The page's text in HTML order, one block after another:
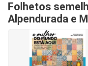
Folhetos
Alpendurada e